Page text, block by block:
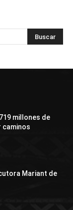
millones de
caminos
Mariant de